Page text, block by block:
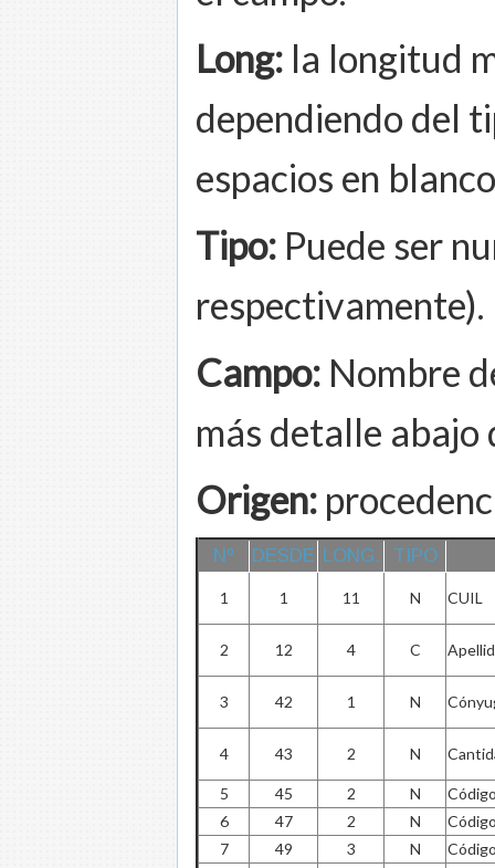
Long: la longitud
dependiendo del
espacios en
Tipo: Puede ser
respectivamente).
Campo: Nombre
más detalle abajo
Origen:
Nº DESDE LONG. TIPO
1 1 11 N CUIL
2 12 4 C
3 42 1 N
4 43 2 N
5 45 2 N
6
47 2 N
7
49 3 N